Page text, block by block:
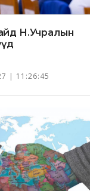
Н.Учралын
| 11:26:45